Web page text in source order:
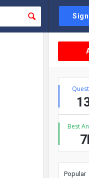
Sidebar
Stats
Best
Popular